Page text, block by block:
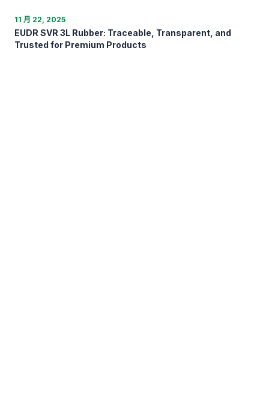
11 月 22, 2025
EUDR SVR 3L Rubber: Traceable, Transparent, and
Trusted for Premium Products